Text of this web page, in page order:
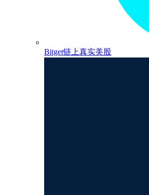
Bitget链上真实美股